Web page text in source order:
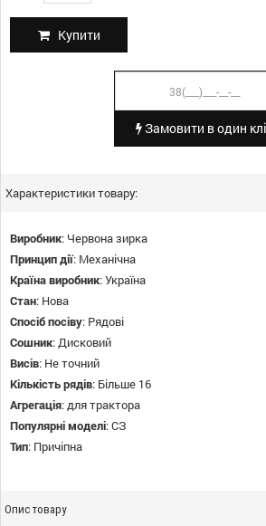
Купити
Замовити в один
Характеристики товару:
Виробник: Червона зирка
Принцип дії: Механічна
Країна виробник:Україна
Стан: Нова
Спосіб посіву: Рядові
Сошник:Дисковий
Висів: Не точний
Кількість рядів: Більше 16
Агрегація:для трактора
Популярні моделі:СЗ
Тип: Причіпна
Опис товару